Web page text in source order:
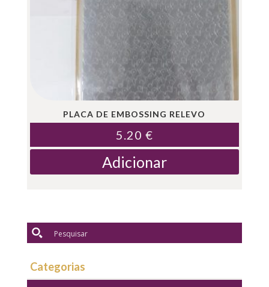
PLACA DE EMBOSSING RELEVO
5.20 €
Adicionar
Categorias